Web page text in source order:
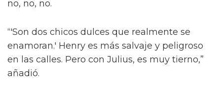
no, no, no.
“'Son dos chicos dulces que realmente se
enamoran.' Henry es más salvaje y peligroso
en las calles. Pero con Julius, es muy tierno,”
añadió.